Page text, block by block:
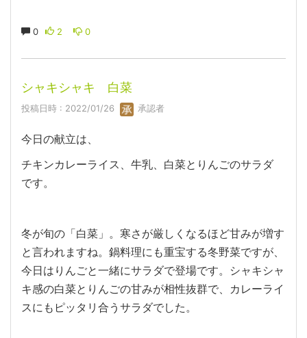
0 2 0
シャキシャキ 白菜
投稿日時 : 2022/01/26 承認者
今日の献立は、
チキンカレーライス、牛乳、白菜とりんごのサラダ
です。
冬が旬の「白菜」。寒さが厳しくなるほど甘みが増す
と言われますね。鍋料理にも重宝する冬野菜ですが、
今日はりんごと一緒にサラダで登場です。シャキシャ
キ感の白菜とりんごの甘みが相性抜群で、カレーライ
スにもピッタリ合うサラダでした。